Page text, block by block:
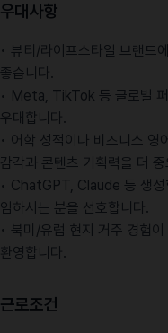
우대사항
• 뷰티/라이프스타일 브랜드
좋습니다.
• Meta, TikTok 등 글로벌 퍼
우대합니다.
• 어학 성적이나 비즈니스 영
감각과 콘텐츠 기획력을 더
• ChatGPT, Claude 등 생성
임하시는 분을 선호합니다.
• 북미/유럽 현지 거주 경험
환영합니다.
근로조건